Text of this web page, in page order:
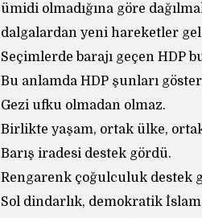
ümidi olmadığına göre
dalgalardan yeni hareketler
Seçimlerde barajı geçen HDP
Bu anlamda HDP şunları
Gezi ufku olmadan olmaz.
Birlikte yaşam, ortak ülke,
Barış iradesi destek gördü.
Rengarenk çoğulculuk destek
Sol dindarlık, demokratik